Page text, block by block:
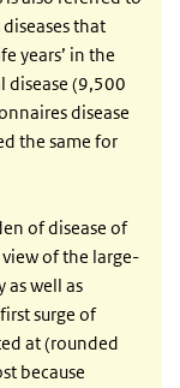
that
years’ in the
disease (9,500
disease
the same for
of disease of
of the large-
as well as
surge of
at (rounded
because